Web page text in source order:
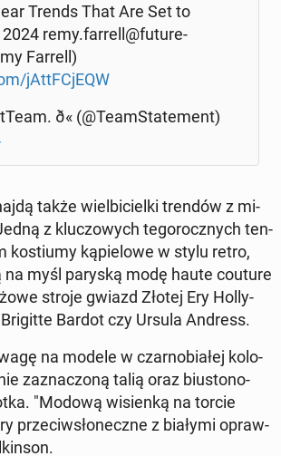
Trends That Are Set to
2024 remy.farrell@fu­tu­re­
Farrell)
jAt­tF­CjE­QW
ð« (@Te­am­Sta­te­ment)
także wiel­bi­ciel­ki trendów z mi­
z klu­czo­wych te­go­rocz­nych ten­
ko­stiu­my ką­pie­lo­we w stylu retro,
myśl paryską modę haute couture
stroje gwiazd Złotej Ery Hol­ly­
Bardot czy Ursula Andress.
na modele w czar­no­bia­łej ko­lo­
za­zna­czo­ną talią oraz biu­sto­no­
"Modową wi­sien­ką na torcie
prze­ciw­sło­necz­ne z białymi opraw­